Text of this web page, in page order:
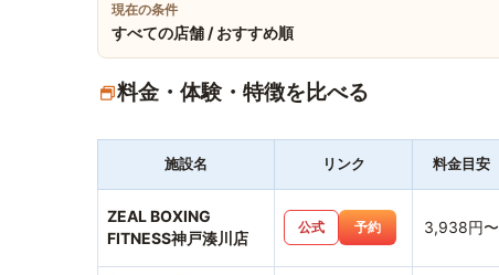
現在の条件
すべての店舗 / おすすめ順
料金・体験・特徴を比べる
施設名 リンク 料金目安
ZEAL BOXING
FITNESS神戸湊川店
公式 予約 3,938円〜